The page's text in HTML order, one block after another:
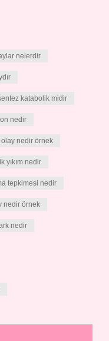
nelerdir
katabolik midir
nedir
olay nedir örnek
yıkım nedir
tepkimesi nedir
nedir örnek
nedir